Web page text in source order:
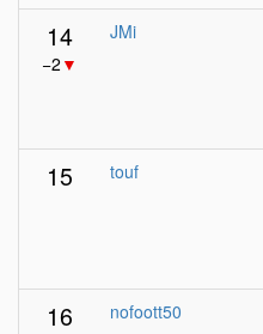
14
−2 ▼
JMi
15 touf
16 nofoott50